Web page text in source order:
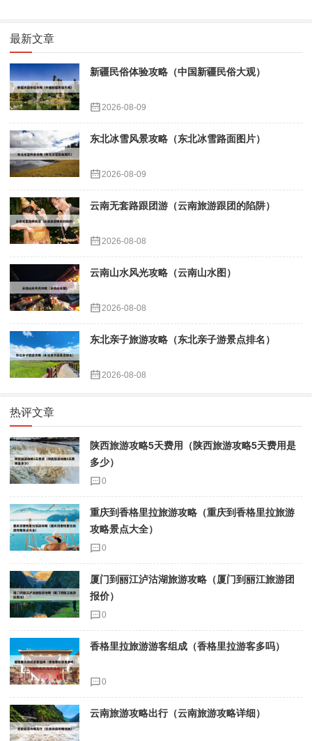
最新文章
新疆民俗体验攻略（中国新疆民俗大观）
2026-08-09
东北冰雪风景攻略（东北冰雪路面图片）
2026-08-09
云南无套路跟团游（云南旅游跟团的陷阱）
2026-08-08
云南山水风光攻略（云南山水图）
2026-08-08
东北亲子旅游攻略（东北亲子游景点排名）
2026-08-08
热评文章
陕西旅游攻略5天费用（陕西旅游攻略5天费用是
多少）
0
重庆到香格里拉旅游攻略（重庆到香格里拉旅游
攻略景点大全）
0
厦门到丽江泸沽湖旅游攻略（厦门到丽江旅游团
报价）
0
香格里拉旅游游客组成（香格里拉游客多吗）
0
云南旅游攻略出行（云南旅游攻略详细）